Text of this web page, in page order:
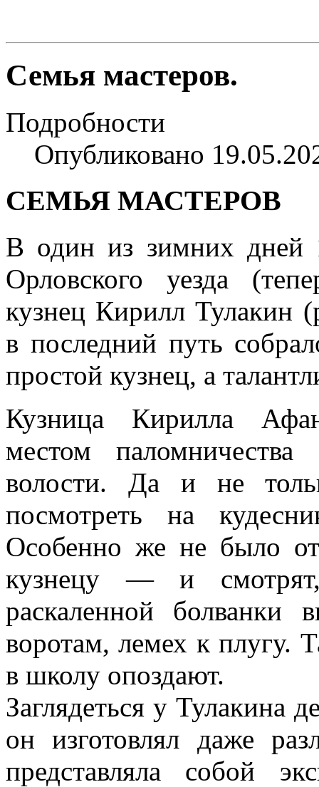
Семья мастеров.
Подробности
Опубликовано
СЕМЬЯ МАСТЕРОВ
В один из зимних дней
Орловского уезда
кузнец Кирилл Тулакин
в последний путь
простой кузнец, а
Кузница Кирилла
местом паломничества
волости. Да и не
посмотреть на
Особенно же не было
кузнецу — и
раскаленной болванки
воротам, лемех к плугу.
в школу опоздают.
Заглядеться у Тулакина
он изготовлял даже
представляла собой